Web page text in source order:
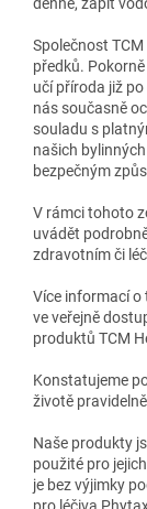
Společnost
předků.
učí příroda již
nás současně
souladu s
našich
bezpečným
V rámci tohoto
uvádět
zdravotním či
Více informací o
ve veřejně
produktů TCM
Konstatujeme
životě
Naše produkty
použité pro
je bez výjimky